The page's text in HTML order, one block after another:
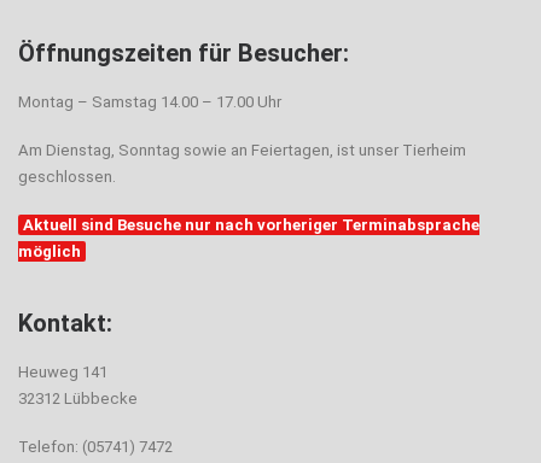
Öffnungszeiten für Besucher:
Montag – Samstag 14.00 – 17.00 Uhr
Am Dienstag, Sonntag sowie an Feiertagen, ist unser Tierheim
geschlossen.
Aktuell sind Besuche nur nach vorheriger Terminabsprache
möglich
Kontakt:
Heuweg 141
32312 Lübbecke
Telefon: (05741) 7472